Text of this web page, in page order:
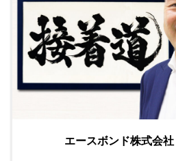
エースボンド株式会社